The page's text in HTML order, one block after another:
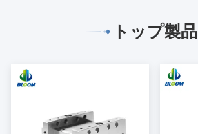
トップ製品